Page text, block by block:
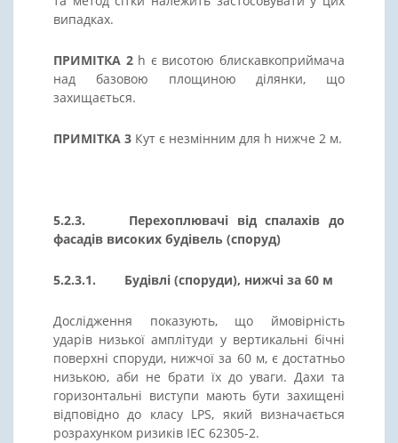
випадках.
ПРИМІТКА 2h є висотою блискавкоприймача
над базовою площиною ділянки, що
захищається.
ПРИМІТКА 3 Кут є незмінним для h нижче 2 м.
5.2.3. Перехоплювачі від спалахів до
фасадів високих будівель (споруд)
5.2.3.1. Будівлі (споруди), нижчі за 60 м
Дослідження показують, що ймовірність
ударів низької амплітуди у вертикальні бічні
поверхні споруди, нижчої за 60 м, є достатньо
низькою, аби не брати їх до уваги. Дахи та
горизонтальні виступи мають бути захищені
відповідно до класу LPS, який визначається
розрахунком ризиків IEC 62305-2.